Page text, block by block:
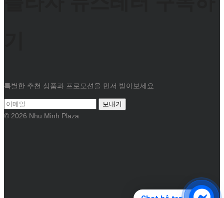
특별한 추천 상품과 프로모션을 먼저 받아보세요
보내기
© 2026 Nhu Minh Plaza